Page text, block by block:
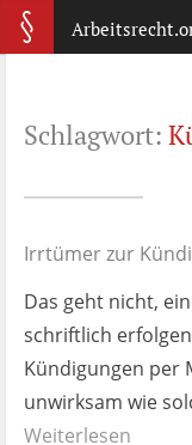
Was ist wichtig?
Wie reagiere ich?
Kündigung
Was jetzt?
Schlagwort:
Irrtümer zur
Das geht nicht,
schriftlich
Kündigungen per
unwirksam wie
Weiterlesen